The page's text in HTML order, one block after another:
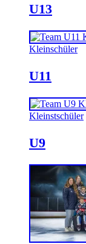
U13
Kleinschüler
U11
Kleinstschüler
U9